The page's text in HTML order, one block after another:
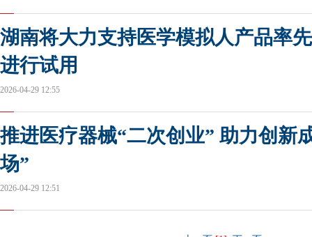
湖南将大力支持医学模拟人产品率
进行试用
2026-04-29 12:55
推进医疗器械“二次创业” 助力创新
场”
2026-04-29 12:51